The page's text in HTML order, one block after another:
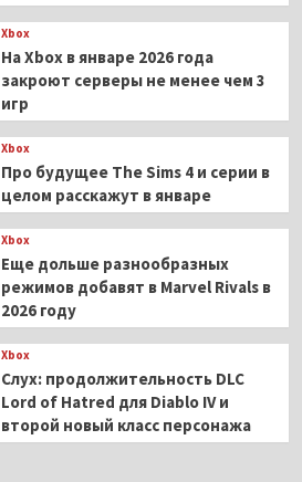
Xbox
На Xbox в январе 2026 года
закроют серверы не менее чем 3
игр
Xbox
Про будущее The Sims 4 и серии в
целом расскажут в январе
Xbox
Еще дольше разнообразных
режимов добавят в Marvel Rivals в
2026 году
Xbox
Слух: продолжительность DLC
Lord of Hatred для Diablo IV и
второй новый класс персонажа